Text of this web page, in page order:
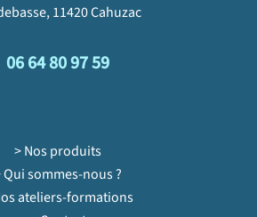
11420 Cahuzac
06 64 80 97 59
> Nos produits
Qui sommes-nous ?
ateliers-formations